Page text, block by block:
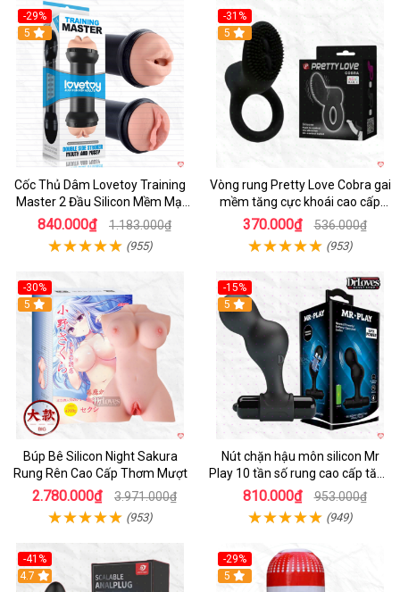
-29%
Hot
5
Cốc Thủ Dâm Lovetoy Training
Master 2 Đầu Silicon Mềm Mại
Tiện Lợi
840.000₫ 1.183.000₫
(955)
-31%
5
Vòng rung Pretty Love Cobra gai
mềm tăng cực khoái cao cấp
chính hãng
370.000₫ 536.000₫
(953)
-30%
Hot
5
Búp Bê Silicon Night Sakura
Rung Rên Cao Cấp Thơm Mượt
2.780.000₫ 3.971.000₫
(953)
-15%
Hot
5
Nút chặn hậu môn silicon Mr
Play 10 tần số rung cao cấp tăng
khoái cảm
810.000₫ 953.000₫
(949)
-41%
Hot
4.7
-29%
5